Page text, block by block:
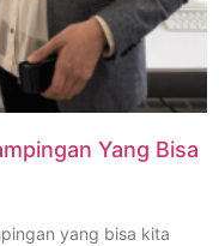
Yang Bisa
yang bisa kita